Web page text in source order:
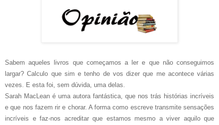
Sabem aqueles livros que começamos a ler e que não conseguimos
largar? Calculo que sim e tenho de vos dizer que me acontece várias
vezes. E esta foi, sem dúvida, uma delas.
Sarah MacLean é uma autora fantástica, que nos trás histórias incríveis
e que nos fazem rir e chorar. A forma como escreve transmite sensações
incríveis e faz-nos acreditar que estamos mesmo a viver aquilo que